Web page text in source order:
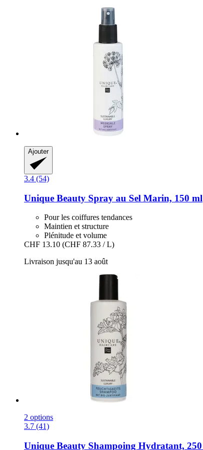
Ajouter
3.4 (54)
Unique Beauty Spray au Sel Marin, 150 ml
Pour les coiffures tendances
Maintien et structure
Plénitude et volume
CHF 13.10 (CHF 87.33 / L)
Livraison jusqu'au 13 août
2 options
3.7 (41)
Unique Beauty Shampoing Hydratant,